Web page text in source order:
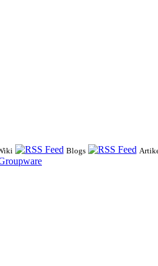
Blogs